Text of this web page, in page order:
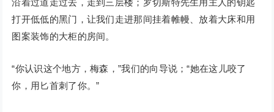
沿着过道走过去，走到三层楼；罗切斯特先生用主人的钥匙
打开低低的黑门，让我们走进那间挂着帷幔、放着大床和用
图案装饰的大柜的房间。
“你认识这个地方，梅森，”我们的向导说；“她在这儿咬了
你，用匕首刺了你。”